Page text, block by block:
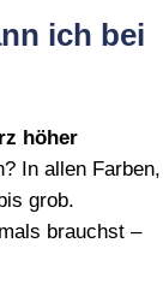
ich bei
höher
In allen Farben,
grob.
brauchst –